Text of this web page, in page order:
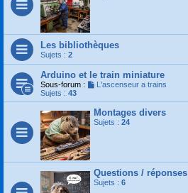
Les bibliothèques
Sujets : 2
Arduino et le train miniature
Sous-forum :
L'ascenseur a trains
Sujets : 43
Montages divers
Sujets : 24
Questions / réponses
Sujets : 6